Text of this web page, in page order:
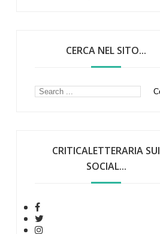
CERCA NEL SITO...
CRITICALETTERARIA SUI
SOCIAL...